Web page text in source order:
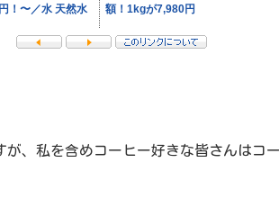
、私を含めコーヒー好きな皆さんはコ